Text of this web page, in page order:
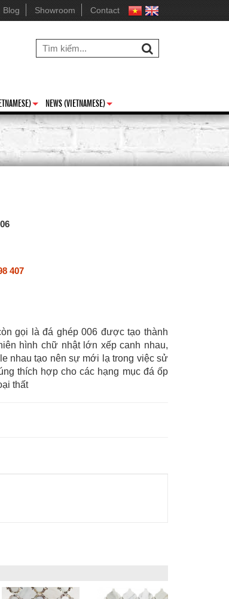
Blog Showroom Contact
+ +
NEWS (VIETNAMESE)
407
gọi là đá ghép 006 được tạo thành
hình chữ nhật lớn xếp canh nhau,
nhau tạo nên sự mới lạ trong việc sử
thích hợp cho các hạng mục đá ốp
thất